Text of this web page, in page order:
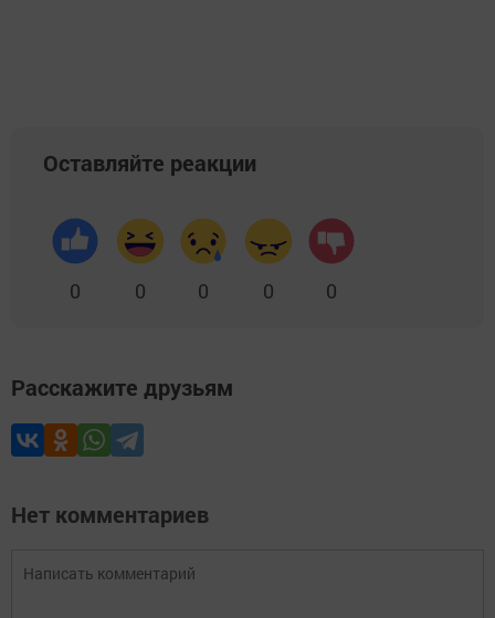
Оставляйте реакции
0 0 0 0 0
Расскажите друзьям
Нет комментариев